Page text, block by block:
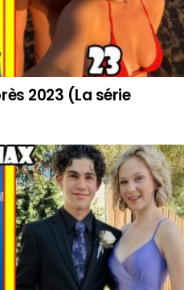
2023 (La série